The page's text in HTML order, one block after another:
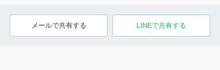
メールで共有する LINEで共有する